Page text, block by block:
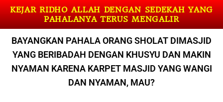
KEJAR RIDHO ALLAH DENGAN SEDEKAH YANG
PAHALANYA TERUS MENGALIR
BAYANGKAN PAHALA ORANG SHOLAT DIMASJID
YANG BERIBADAH DENGAN KHUSYU DAN MAKIN
NYAMAN KARENA KARPET MASJID YANG WANGI
DAN NYAMAN, MAU?